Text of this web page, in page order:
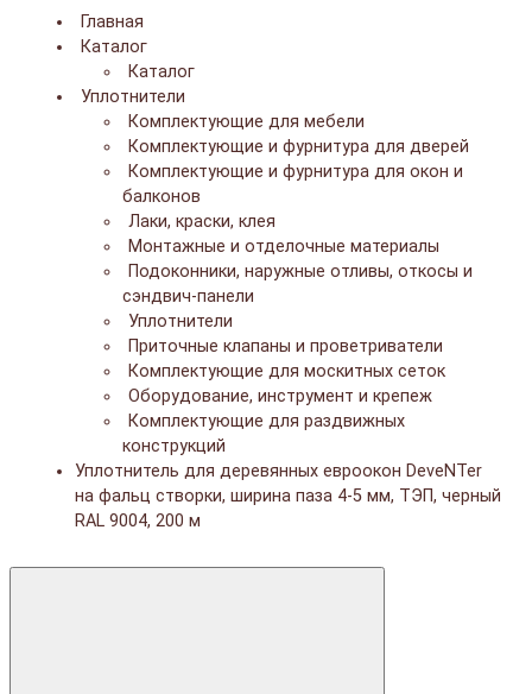
Главная
Каталог
Каталог
Уплотнители
Комплектующие для мебели
Комплектующие и фурнитура для дверей
Комплектующие и фурнитура для окон и
балконов
Лаки, краски, клея
Монтажные и отделочные материалы
Подоконники, наружные отливы, откосы и
сэндвич-панели
Уплотнители
Приточные клапаны и проветриватели
Комплектующие для москитных сеток
Оборудование, инструмент и крепеж
Комплектующие для раздвижных
конструкций
Уплотнитель для деревянных евроокон DeveNTer
на фальц створки, ширина паза 4-5 мм, ТЭП, черный
RAL 9004, 200 м